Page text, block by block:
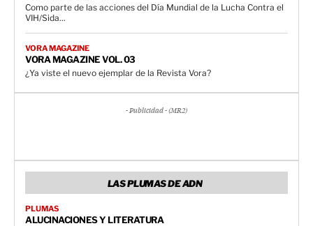
Como parte de las acciones del Día Mundial de la Lucha Contra el
VIH/Sida...
VORA MAGAZINE
VORA MAGAZINE VOL. 03
¿Ya viste el nuevo ejemplar de la Revista Vora?
- Publicidad - (MR2)
LAS PLUMAS DE ADN
PLUMAS
ALUCINACIONES Y LITERATURA